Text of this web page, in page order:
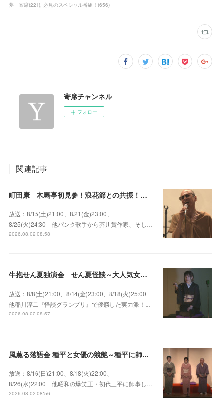
夢 寄席(221) 必見のスペシャル番組！ (656)
寄席チャンネル
フォロー
関連記事
町田康 木馬亭初見参！浪花節との共振！～マチダ地蔵尊 他
放送：8/15(土)21:00、8/21(金)23:00、
8/25(火)24:30 他パンク歌手から芥川賞作家、そし…
2026.08.02 08:58
牛抱せん夏独演会 せん夏怪談～大人気女性怪談師とっておきの背筋も凍る…
放送：8/8(土)21:00、8/14(金)23:00、8/18(火)25:00
他稲川淳二『怪談グランプリ』で優勝した実力派！…
2026.08.02 08:57
風薫る落語会 種平と女優の競艶～種平に師事した女優たちが百花繚乱に咲き誇る大人気落語会
放送：8/16(日)21:00、8/18(火)22:00、
8/26(水)22:00 他昭和の爆笑王・初代三平に師事し…
2026.08.02 08:56